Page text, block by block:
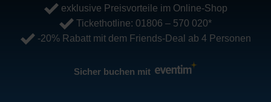
exklusive Preisvorteile im Online-Shop
Tickethotline: 01806 – 570 020*
-20% Rabatt mit dem Friends-Deal ab 4 Personen
Sicher buchen mit